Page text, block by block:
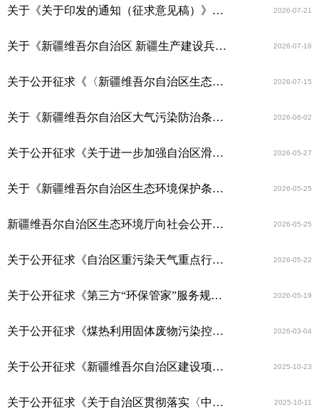
关于《关于印发的通知（征求意见稿）》公开征求意见的通知 2026-07-21
关于《新疆维吾尔自治区 新疆生产建设兵团生态环境部门规范适用生态环境行政处罚裁量权 实施办法（2026年版）》（征求意见稿） 公开征求意见的通知 2026-07-16
关于公开征求《〈新疆维吾尔自治区生态环境损害“显著轻微”案件情形判定规定（试行）〉（征求意见稿）》意见建议的通知 2026-07-15
关于《新疆维吾尔自治区大气污染防治条例（修订）（征求意见稿）》公开征求意见 的通知 2026-06-02
关于公开征求《关于进一步加强自治区滑雪场建设运营管理的若干措施（征求意见稿）》意见建议的通知 2026-05-27
关于《新疆维吾尔自治区生态环境保护条例 （修订草案征求意见稿）》公开征求意见 的通知 2026-05-25
新疆维吾尔自治区生态环境厅向社会公开征求意见的公告 2026-05-25
关于公开征求《自治区重污染天气重点行业 绩效分级管理办法（试行）（征求意见稿）》 意见的通知 2026-05-22
关于公开征求《第三方“环保管家”服务规范（征求意见稿）》意见建议的通知 2026-05-19
关于公开征求《煤热利用固体废物污染控制技术要求（征求意见稿）》意见建议的通知 2026-03-04
关于公开征求《新疆维吾尔自治区建设项目环境影响评价文件分级审批目录（2026年本）（征求意见稿）》意见建议的通知 2025-10-23
关于公开征求《关于自治区贯彻落实〈中共中央办公厅 国务院办公厅关于推进绿色低碳转型 加强全国碳市场建设意见〉的实施方案》 意见的通知 2025-10-11